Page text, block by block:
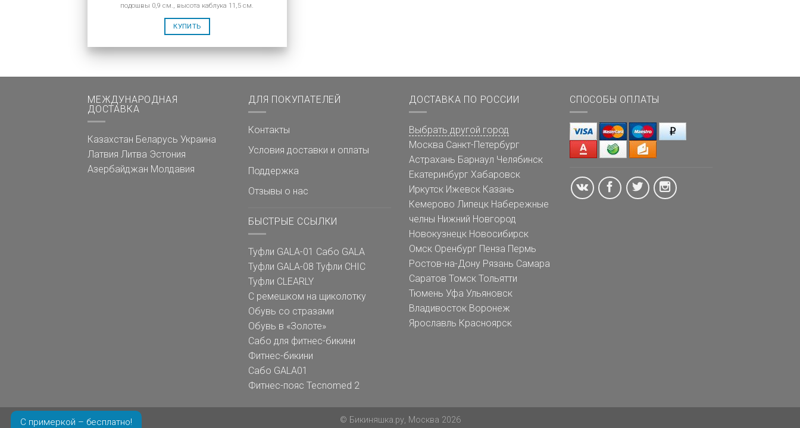
подошвы 0,9 см., высота каблука 11,5 см.
КУПИТЬ
МЕЖДУНАРОДНАЯ
ДОСТАВКА
Казахстан Беларусь Украина
Латвия Литва Эстония
Азербайджан Молдавия
ДЛЯ ПОКУПАТЕЛЕЙ
Контакты
Условия доставки и оплаты
Поддержка
Отзывы о нас
БЫСТРЫЕ ССЫЛКИ
Туфли GALA-01 Сабо GALA
Туфли GALA-08 Туфли CHIC
Туфли CLEARLY
С ремешком на щиколотку
Обувь со стразами
Обувь в «Золоте»
Сабо для фитнес-бикини
Фитнес-бикини
Сабо GALA01
Фитнес-пояс Tecnomed 2
ДОСТАВКА ПО РОССИИ
Выбрать другой город
Москва Санкт-Петербург
Астрахань Барнаул Челябинск
Екатеринбург Хабаровск
Иркутск Ижевск Казань
Кемерово Липецк Набережные
челны Нижний Новгород
Новокузнецк Новосибирск
Омск Оренбург Пенза Пермь
Ростов-на-Дону Рязань Самара
Саратов Томск Тольятти
Тюмень Уфа Ульяновск
Владивосток Воронеж
Ярославль Красноярск
СПОСОБЫ ОПЛАТЫ
С примеркой – бесплатно! © Бикиняшка.ру, Москва 2026